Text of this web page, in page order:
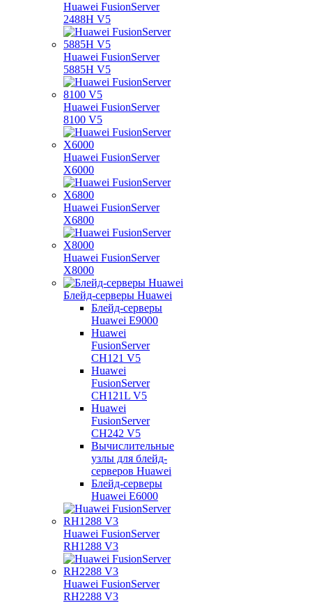
Huawei FusionServer
2488H V5
Huawei FusionServer
5885H V5
Huawei FusionServer
8100 V5
Huawei FusionServer
X6000
Huawei FusionServer
X6800
Huawei FusionServer
X8000
Блейд-серверы Huawei
Блейд-серверы
Huawei E9000
Huawei
FusionServer
CH121 V5
Huawei
FusionServer
CH121L V5
Huawei
FusionServer
CH242 V5
Вычислительные
узлы для блейд-
серверов Huawei
Блейд-серверы
Huawei E6000
Huawei FusionServer
RH1288 V3
Huawei FusionServer
RH2288 V3